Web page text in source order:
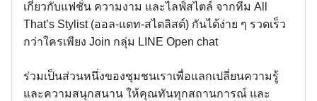
เกี่ยวกับแฟชั่น ความงาม และไลฟ์สไตล์ จากทีม All
That’s Stylist (ออล-แดท-สไตลิสต์) กันได้ง่าย ๆ รวดเร็ว
กว่าใครเพียง Join กลุ่ม LINE Open chat
ร่วมเป็นส่วนหนึ่งของชุมชนเราเพื่อแลกเปลี่ยนความรู้
และความสนุกสนาน ให้คุณทันทุกสถานการณ์ และ